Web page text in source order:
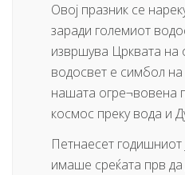
Овој празник се
заради големиот
извршува Црквата на
водосвет е симбол
нашата огре¬вовена
космос преку вода и
Петнаесет годишниот
имаше среќата прв